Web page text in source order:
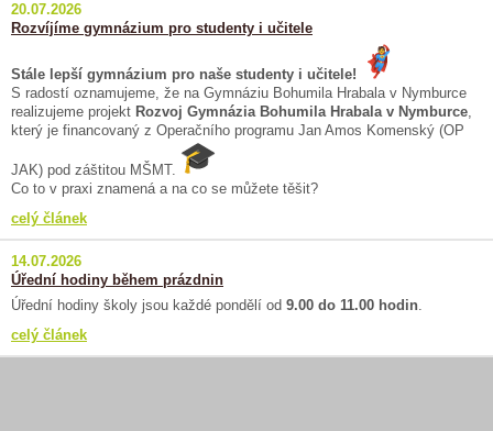
20.07.2026
Rozvíjíme gymnázium pro studenty i učitele
Stále lepší gymnázium pro naše studenty i učitele!
S radostí oznamujeme, že na Gymnáziu Bohumila Hrabala v Nymburce
realizujeme projekt Rozvoj Gymnázia Bohumila Hrabala v Nymburce,
který je financovaný z Operačního programu Jan Amos Komenský (OP
JAK) pod záštitou MŠMT.
Co to v praxi znamená a na co se můžete těšit?
celý článek
14.07.2026
Úřední hodiny během prázdnin
Úřední hodiny školy jsou každé pondělí od 9.00 do 11.00 hodin.
celý článek